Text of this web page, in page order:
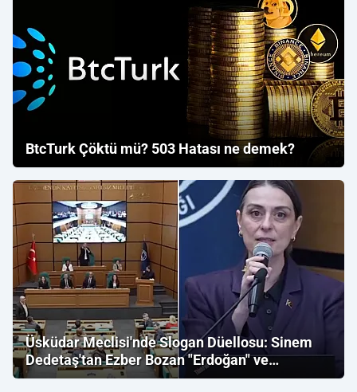
BtcTurk Çöktü mü? 503 Hatası ne demek?
Üsküdar Meclisi'nde Slogan Düellosu: Sinem
Dedetaş'tan Ezber Bozan "Erdoğan" ve
"İmamoğlu" Çıkışı!